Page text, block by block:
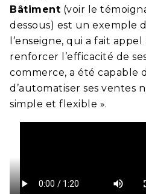
Bâtiment (voir le
dessous) est un exemple
l’enseigne, qui a fait appel
renforcer l’efficacité de
commerce, a été capable
d’automatiser ses ventes
simple et flexible ».